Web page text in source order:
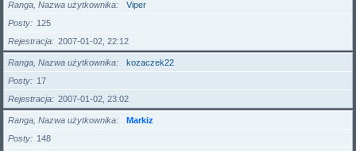
Ranga, Nazwa użytkownika
Viper
Posty
125
Rejestracja
2007-01-02, 22:12
Ranga, Nazwa użytkownika
kozaczek22
Posty
17
Rejestracja
2007-01-02, 23:02
Ranga, Nazwa użytkownika
Markiz
Posty
148